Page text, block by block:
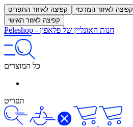
קפיצה לאיזור התפריט קפיצה לאיזור המרכזי
קפיצה לאזור האישי
Peleshop - חנות האונליין של פלאפון
כל המוצרים
תפריט